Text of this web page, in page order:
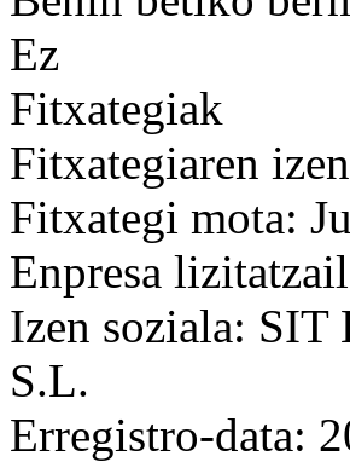
Ez
Fitxategiak
Fitxategiaren
Fitxategi mota:
Enpresa
Izen soziala:
S.L.
Erregistro-data: